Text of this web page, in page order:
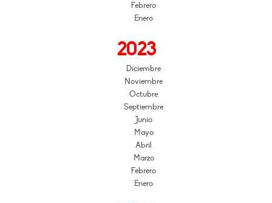
Febrero
Enero
2023
Diciembre
Noviembre
Octubre
Septiembre
Junio
Mayo
Abril
Marzo
Febrero
Enero